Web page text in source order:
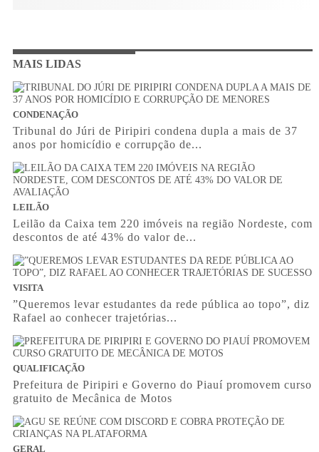
MAIS LIDAS
CONDENAÇÃO
Tribunal do Júri de Piripiri condena dupla a mais de 37
anos por homicídio e corrupção de...
LEILÃO
Leilão da Caixa tem 220 imóveis na região Nordeste, com
descontos de até 43% do valor de...
VISITA
”Queremos levar estudantes da rede pública ao topo”, diz
Rafael ao conhecer trajetórias...
QUALIFICAÇÃO
Prefeitura de Piripiri e Governo do Piauí promovem curso
gratuito de Mecânica de Motos
GERAL